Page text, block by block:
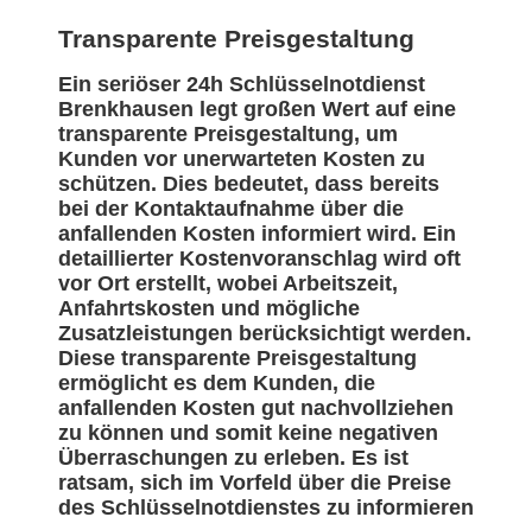
Transparente Preisgestaltung
Ein seriöser 24h Schlüsselnotdienst
Brenkhausen legt großen Wert auf eine
transparente Preisgestaltung, um
Kunden vor unerwarteten Kosten zu
schützen. Dies bedeutet, dass bereits
bei der Kontaktaufnahme über die
anfallenden Kosten informiert wird. Ein
detaillierter Kostenvoranschlag wird oft
vor Ort erstellt, wobei Arbeitszeit,
Anfahrtskosten und mögliche
Zusatzleistungen berücksichtigt werden.
Diese transparente Preisgestaltung
ermöglicht es dem Kunden, die
anfallenden Kosten gut nachvollziehen
zu können und somit keine negativen
Überraschungen zu erleben. Es ist
ratsam, sich im Vorfeld über die Preise
des Schlüsselnotdienstes zu informieren